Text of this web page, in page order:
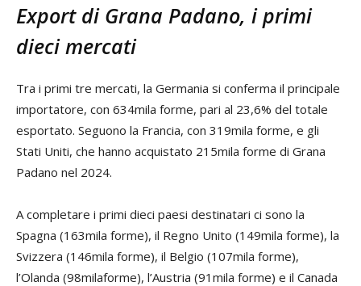
Export di Grana Padano, i primi
dieci mercati
Tra i primi tre mercati, la Germania si conferma il principale
importatore, con 634mila forme, pari al 23,6% del totale
esportato. Seguono la Francia, con 319mila forme, e gli
Stati Uniti, che hanno acquistato 215mila forme di Grana
Padano nel 2024.
A completare i primi dieci paesi destinatari ci sono la
Spagna (163mila forme), il Regno Unito (149mila forme), la
Svizzera (146mila forme), il Belgio (107mila forme),
l’Olanda (98milaforme), l’Austria (91mila forme) e il Canada